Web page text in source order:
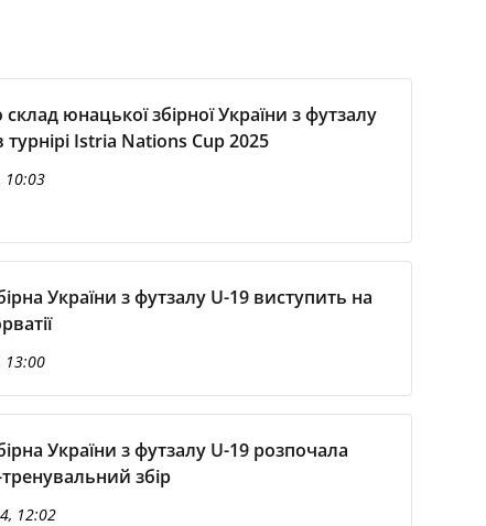
юнацької збірної України з футзалу
турнірі Istria Nations Cup 2025
10:03
України з футзалу U-19 виступить на
13:00
України з футзалу U-19 розпочала
збір
12:02